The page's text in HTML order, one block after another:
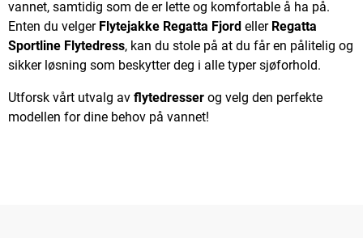
vannet, samtidig som de er lette og komfortable å ha på.
Enten du velger Flytejakke Regatta Fjord eller Regatta
Sportline Flytedress, kan du stole på at du får en pålitelig og
sikker løsning som beskytter deg i alle typer sjøforhold.
Utforsk vårt utvalg av flytedresser og velg den perfekte
modellen for dine behov på vannet!